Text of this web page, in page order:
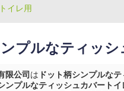
イレ用
プルなティッ
限公司 は ドット柄シンプルな
ンプルなティッシュカバートイ